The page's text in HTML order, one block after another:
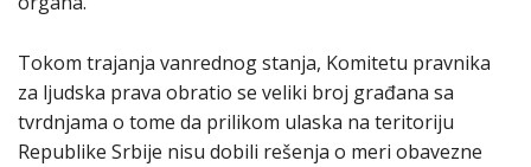
Tokom trajanja vanrednog stanja, Komitetu pravnika
za ljudska prava obratio se veliki broj građana sa
tvrdnjama o tome da prilikom ulaska na teritoriju
Republike Srbije nisu dobili rešenja o meri obavezne